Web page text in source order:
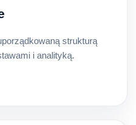
strukturą
i analityką.